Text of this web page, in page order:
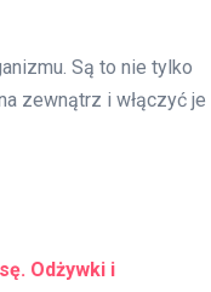
Są to nie tylko
zewnątrz i włączyć je
Odżywki i